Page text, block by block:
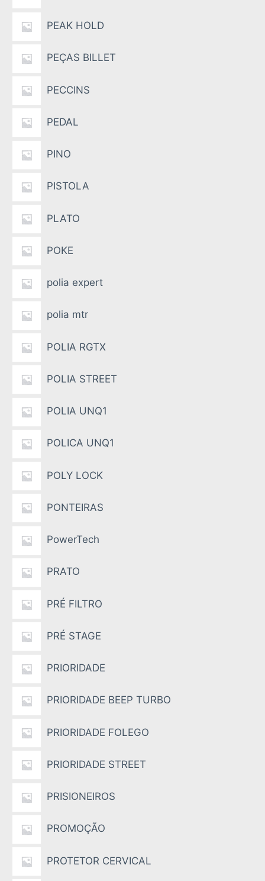
PEAK HOLD
PEÇAS BILLET
PECCINS
PEDAL
PINO
PISTOLA
PLATO
POKE
polia expert
polia mtr
POLIA RGTX
POLIA STREET
POLIA UNQ1
POLICA UNQ1
POLY LOCK
PONTEIRAS
PowerTech
PRATO
PRÉ FILTRO
PRÉ STAGE
PRIORIDADE
PRIORIDADE BEEP TURBO
PRIORIDADE FOLEGO
PRIORIDADE STREET
PRISIONEIROS
PROMOÇÃO
PROTETOR CERVICAL